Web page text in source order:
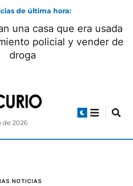
de última hora:
una casa que era usada
policial y vender de
droga
de 2026
NOTICIAS